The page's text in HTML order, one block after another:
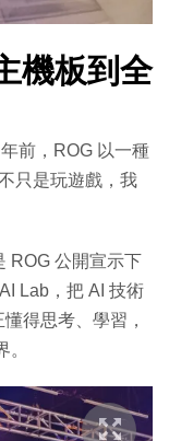
機板到全
前，ROG 以一種
只是玩遊戲，我
ROG 公開宣示下
Lab，把 AI 技術
得思考、學習，